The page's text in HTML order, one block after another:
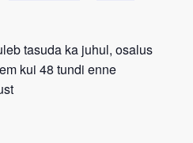
tasuda ka juhul, osalus
kui 48 tundi enne